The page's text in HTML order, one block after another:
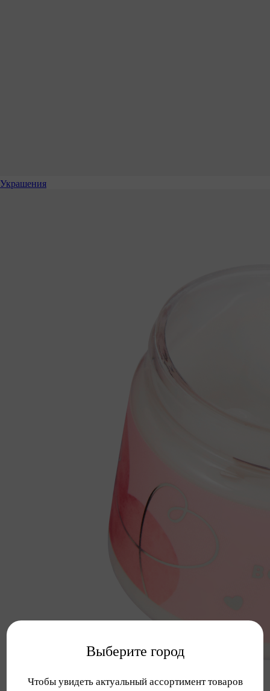
Украшения
Выберите город
Чтобы увидеть актуальный ассортимент товаров